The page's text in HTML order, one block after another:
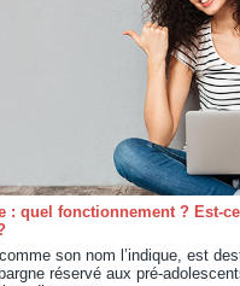
: quel fonctionnement ? Est-
son nom l’indique, est
réservé aux pré-